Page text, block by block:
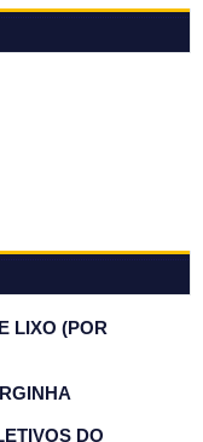
LIXO (POR
DO